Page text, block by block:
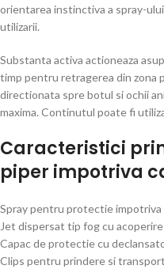
orientarea instinctiva a spray-
utilizarii.
Substanta activa actioneaza
timp pentru retragerea din zona
directionata spre botul si ochii
maxima. Continutul poate fi
Caracteristici
piper impotriva
Spray pentru protectie impotriva
Jet dispersat tip fog cu acoperire
Capac de protectie cu
Clips pentru prindere si